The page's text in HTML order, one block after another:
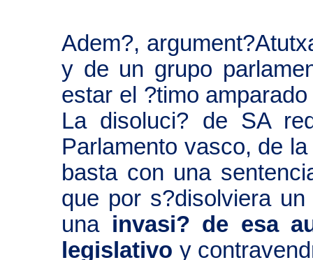
Adem?,
y de un grupo
estar el ?timo
La disoluci? de SA
Parlamento vasco, de
basta con una
que por s?disolviera
una invasi? de esa
legislativo y